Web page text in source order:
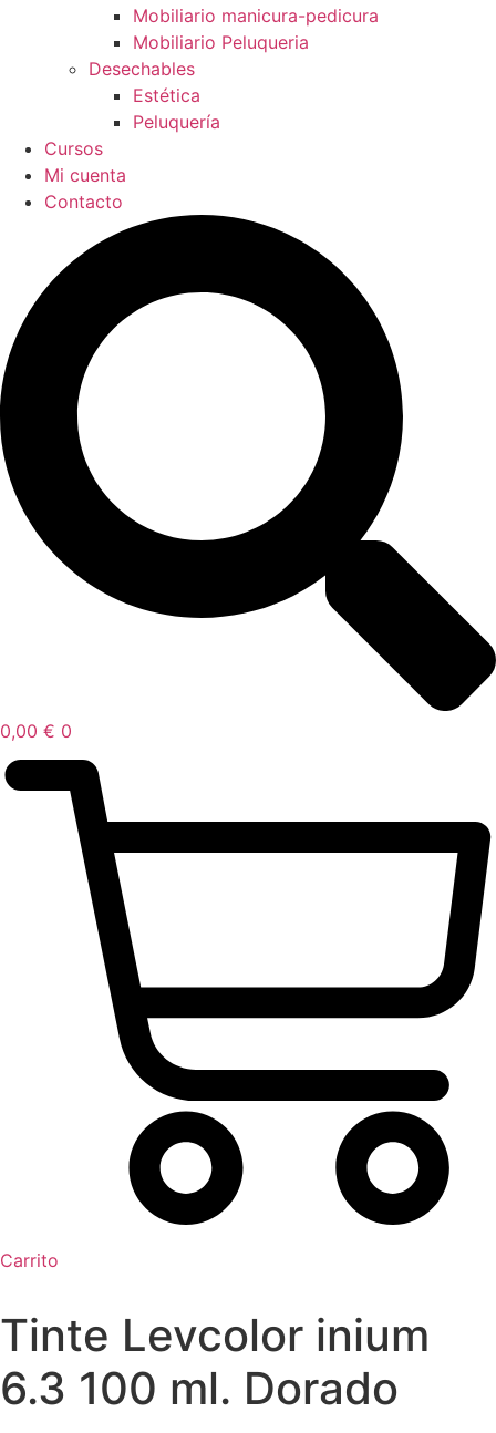
Mobiliario manicura-pedicura
Mobiliario Peluqueria
Desechables
Estética
Peluquería
Cursos
Mi cuenta
Contacto
0,00 € 0
Carrito
Tinte Levcolor inium
6.3 100 ml. Dorado